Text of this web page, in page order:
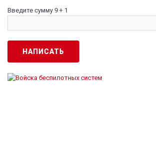
Введите сумму 9 + 1